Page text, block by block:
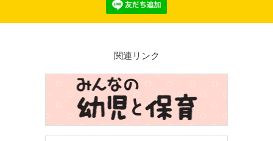
関連リンク